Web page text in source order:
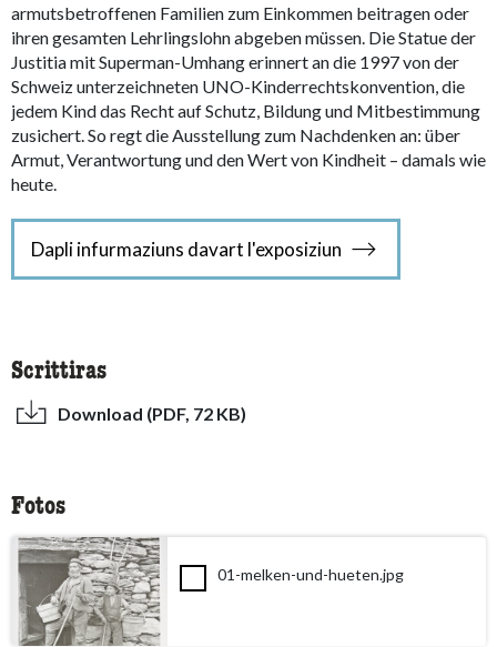
armutsbetroffenen Familien zum Einkommen beitragen oder
ihren gesamten Lehrlingslohn abgeben müssen. Die Statue der
Justitia mit Superman-Umhang erinnert an die 1997 von der
Schweiz unterzeichneten UNO-Kinderrechtskonvention, die
jedem Kind das Recht auf Schutz, Bildung und Mitbestimmung
zusichert. So regt die Ausstellung zum Nachdenken an: über
Armut, Verantwortung und den Wert von Kindheit – damals wie
heute.
Dapli infurmaziuns davart l'exposiziun
Scrittiras
Download (PDF, 72 KB)
Fotos
01-melken-und-hueten.jpg